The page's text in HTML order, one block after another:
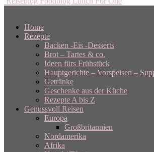
Home
Rezepte
Backen -Eis -Desserts
Brot – Tartes & co.
Ideen fürs Frühstück
Hauptgerichte – Vorspeisen –
Getränke
Geschenke aus der Küche
Rezepte A bis Z
Genussvoll Reisen
Europa
Großbritannien
Nordamerika
Afrika